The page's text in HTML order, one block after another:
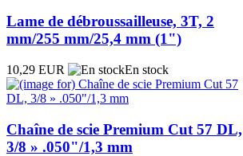
Lame de débroussailleuse, 3T, 2
mm/255 mm/25,4 mm (1")
10,29 EUR En stock
Chaîne de scie Premium Cut 57 DL,
3/8 » .050"/1,3 mm